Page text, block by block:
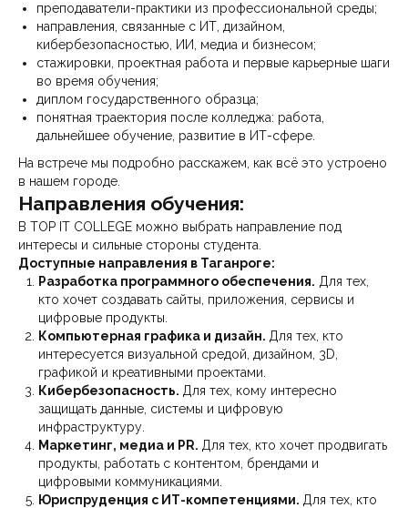
преподаватели-практики из профессиональной среды;
направления, связанные с ИТ, дизайном,
кибербезопасностью, ИИ, медиа и бизнесом;
стажировки, проектная работа и первые карьерные шаги
во время обучения;
диплом государственного образца;
понятная траектория после колледжа: работа,
дальнейшее обучение, развитие в ИТ-сфере.
На встрече мы подробно расскажем, как всё это устроено
в нашем городе.
Направления обучения:
В TOP IT COLLEGE можно выбрать направление под
интересы и сильные стороны студента.
Доступные направления в Таганроге:
Разработка программного обеспечения. Для тех,
кто хочет создавать сайты, приложения, сервисы и
цифровые продукты.
Компьютерная графика и дизайн. Для тех, кто
интересуется визуальной средой, дизайном, 3D,
графикой и креативными проектами.
Кибербезопасность. Для тех, кому интересно
защищать данные, системы и цифровую
инфраструктуру.
Маркетинг, медиа и PR. Для тех, кто хочет продвигать
продукты, работать с контентом, брендами и
цифровыми коммуникациями.
Юриспруденция с ИТ-компетенциями. Для тех, кто